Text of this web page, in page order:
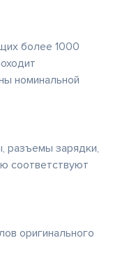
более 1000
номинальной
разъемы зарядки,
соответствуют
оригинального